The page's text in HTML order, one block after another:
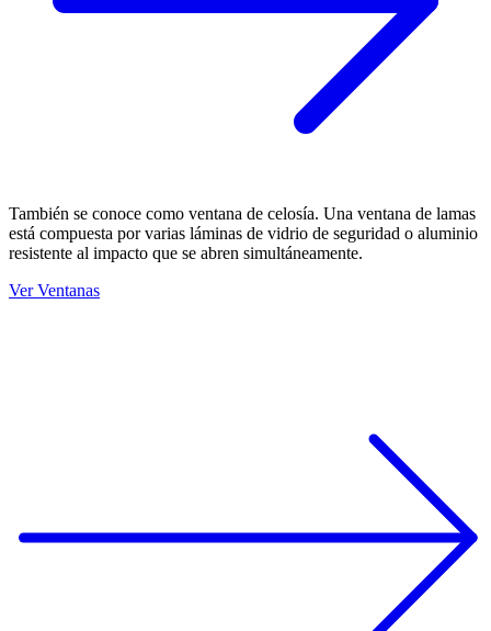
También se conoce como ventana de celosía. Una ventana de lamas
está compuesta por varias láminas de vidrio de seguridad o aluminio
resistente al impacto que se abren simultáneamente.
Ver Ventanas